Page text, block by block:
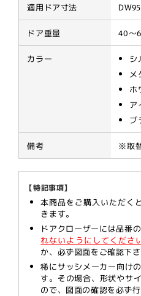
替
品
→
「大
53SPC
用
取
替
用
置
換
板
付
き」
【ス
→
53SPC
用
取
用
換
板
付
き」
【ス
適用ドア寸法
ドア重量 40～
カラー
シ
メ
ホ
ア
ブ
備考 ※取
【特記事項】
本商品をご購入いただくと
きます。
ドアクローザーには品番
れないようにしてください
か、必ず図面をご確認下さ
稀にサッシメーカー向け
す。その場合、形状やサ
ので、図面の確認を必ず行